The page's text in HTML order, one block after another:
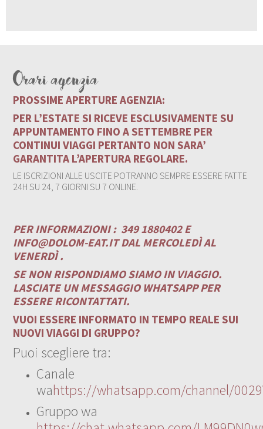
Orari agenzia
PROSSIME APERTURE AGENZIA:
PER L’ESTATE SI RICEVE ESCLUSIVAMENTE SU
APPUNTAMENTO FINO A SETTEMBRE PER
CONTINUI VIAGGI PERTANTO NON SARA’
GARANTITA L’APERTURA REGOLARE.
LE ISCRIZIONI ALLE USCITE POTRANNO SEMPRE ESSERE FATTE
24H SU 24, 7 GIORNI SU 7 ONLINE.
PER INFORMAZIONI : 349 1880402 E
INFO@DOLOM-EAT.ITDAL MERCOLEDÌ AL
VENERDÌ .
SE NON RISPONDIAMO SIAMO IN VIAGGIO.
LASCIATE UN MESSAGGIO WHATSAPP PER
ESSERE RICONTATTATI.
VUOI ESSERE INFORMATO IN TEMPO REALE SUI
NUOVI VIAGGI DI GRUPPO?
Puoi scegliere tra:
Canale
wahttps://whatsapp.com/channel/
Gruppo wa